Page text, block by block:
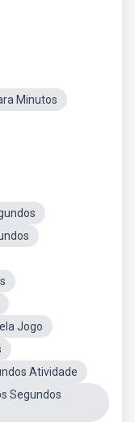
Minutos
Jogo
Atividade
Segundos